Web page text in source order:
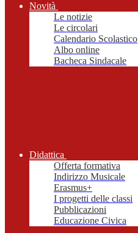
Novità
Le notizie
Le circolari
Calendario Scolastico
Albo online
Bacheca Sindacale
Didattica
Offerta formativa
Indirizzo Musicale
Erasmus+
I progetti delle classi
Pubblicazioni
Educazione Civica